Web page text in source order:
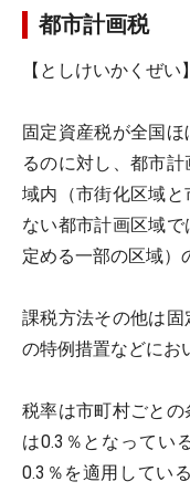
都市計画税
【としけいかくぜい】
固定資産税が全国
るのに対し、都市
域内（市街化区域
ない都市計画区域
定める一部の区域）
課税方法その他は
の特例措置などにお
税率は市町村ごと
は0.3％となってい
0.3％を適用してい